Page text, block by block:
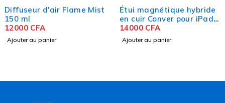
Diffuseur d'air Flame Mist
150 ml
12000 CFA
Ajouter au panier
Étui magnétique hybride
en cuir Conver pour iPad
Series
14000 CFA
Ajouter au panier